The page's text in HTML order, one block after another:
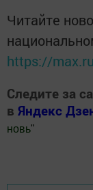
Читайте
https://
Следите за
в Яндекс
новь"